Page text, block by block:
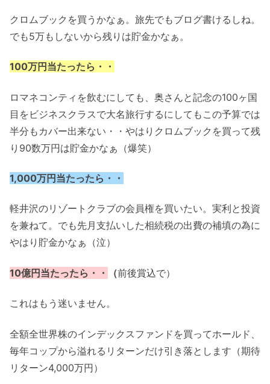
クロムブックを買うかなぁ。旅先でもブログ書けるしね。
でも5万もしないから残りは貯金かなぁ。
100万円当たったら・・
ロマネコンティを飲むにしても、奥さんと記念の100ヶ国
目をビジネスクラスで大名旅行するにしてもこの予算では
半分もカバー出来ない・・やはりクロムブックを買って残
り90数万円は貯金かなぁ（爆笑）
1,000万円当たったら・・
軽井沢のリゾートクラブの会員権を買いたい。実利と投資
を兼ねて。でも先月支払いした相続税の出費の補填の為に
やはり貯金かなぁ（泣）
10億円当たったら・・ （前後賞込で）
これはもう迷いません。
全額全世界株のインデックスファンドを買ってホールド、
毎年コップから溢れるリターンだけ引き落とします（期待
リターン4,000万円）